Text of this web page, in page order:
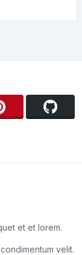
et et lorem.
velit.